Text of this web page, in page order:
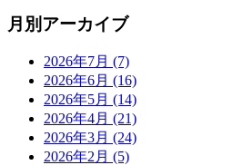
月別アーカイブ
2026年7月 (7)
2026年6月 (16)
2026年5月 (14)
2026年4月 (21)
2026年3月 (24)
2026年2月 (5)